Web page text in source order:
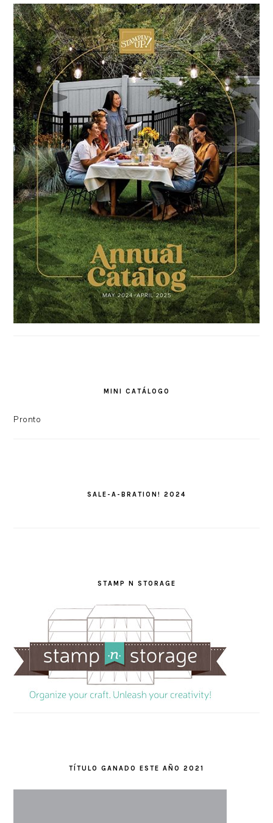
MINI CATÁLOGO
Pronto
SALE-A-BRATION! 2024
STAMP N STORAGE
TÍTULO GANADO ESTE AÑO 2021